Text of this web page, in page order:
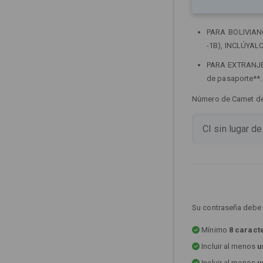
PARA
-1B),
PARA
de pasaporte**.
Número de Carnet
Su contraseña
Mínimo 8
Incluir al menos